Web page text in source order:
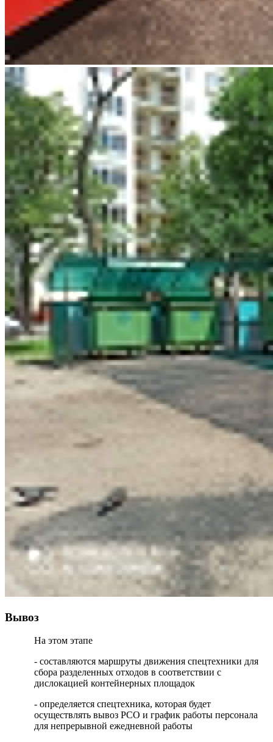
Вывоз
На этом этапе
- составляются маршруты движения спецтехники для
сбора разделенных отходов в соответствии с
дислокацией контейнерных площадок
- определяется спецтехника, которая будет
осуществлять вывоз РСО и график работы персонала
для непрерывной ежедневной работы